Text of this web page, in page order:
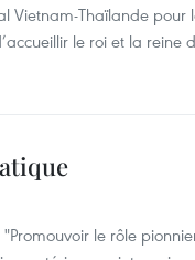
Vietnam-Thaïlande pour
le roi et la reine
le rôle